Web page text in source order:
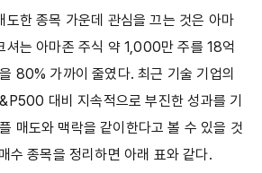
도한 종목 가운데 관심을 끄는 것은 아마
셔는 아마존 주식 약 1,000만 주를 18억
80% 가까이 줄였다. 최근 기술 기업의
대비 지속적으로 부진한 성과를 기
매도와 맥락을 같이한다고 볼 수 있을 것
수 종목을 정리하면 아래 표와 같다.